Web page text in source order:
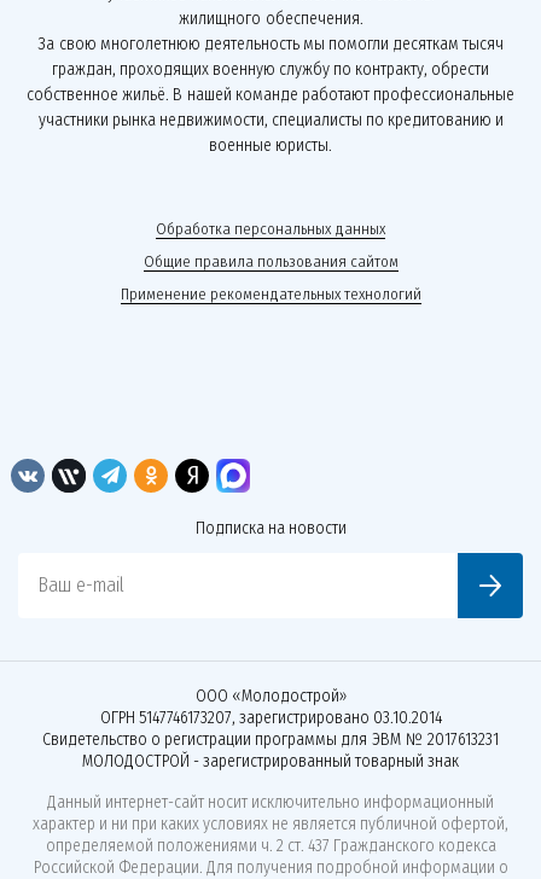
жилищного обеспечения.
За свою многолетнюю деятельность мы помогли десяткам тысяч
граждан, проходящих военную службу по контракту, обрести
собственное жильё. В нашей команде работают профессиональные
участники рынка недвижимости, специалисты по кредитованию и
военные юристы.
Обработка персональных данных
Общие правила пользования сайтом
Применение рекомендательных технологий
Подписка на новости
Ваш e-mail
ООО «Молодострой»
ОГРН 5147746173207, зарегистрировано 03.10.2014
Свидетельство о регистрации программы для ЭВМ № 2017613231
МОЛОДОСТРОЙ - зарегистрированный товарный знак
Данный интернет-сайт носит исключительно информационный
характер и ни при каких условиях не является публичной офертой,
определяемой положениями ч. 2 ст. 437 Гражданского кодекса
Российской Федерации. Для получения подробной информации о